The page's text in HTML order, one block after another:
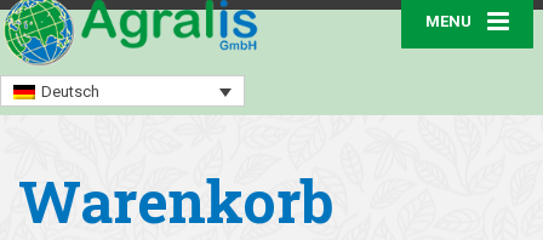
Deutsch
MENU
Warenkorb